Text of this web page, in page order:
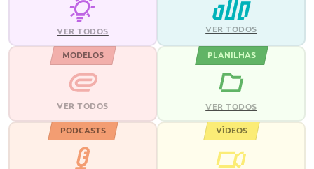
VER TODOS VER TODOS
MODELOS
VER TODOS
PLANILHAS
VER TODOS
PODCASTS VÍDEOS